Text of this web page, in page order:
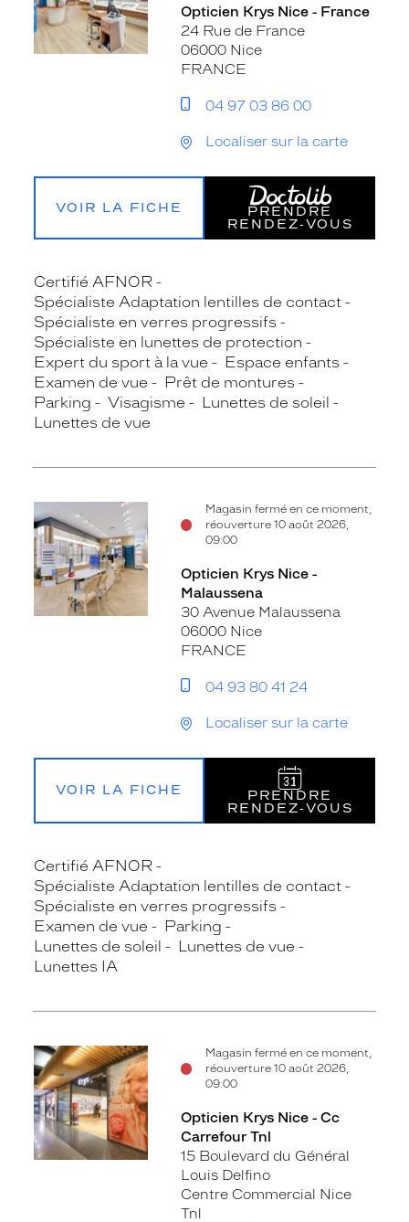
Opticien Krys Nice - France
24 Rue de France
06000 Nice
FRANCE
04 97 03 86 00
Localiser sur la carte
VOIR LA FICHE
PRENDRE
RENDEZ‑VOUS
Certifié AFNOR
Spécialiste Adaptation lentilles de contact
Spécialiste en verres progressifs
Spécialiste en lunettes de protection
Expert du sport à la vue
Espace enfants
Examen de vue
Prêt de montures
Parking
Visagisme
Lunettes de soleil
Lunettes de vue
Magasin fermé en ce moment,
réouverture 10 août 2026,
09:00
Opticien Krys Nice -
Malaussena
30 Avenue Malaussena
06000 Nice
FRANCE
04 93 80 41 24
Localiser sur la carte
VOIR LA FICHE
PRENDRE
RENDEZ‑VOUS
Certifié AFNOR
Spécialiste Adaptation lentilles de contact
Spécialiste en verres progressifs
Examen de vue
Parking
Lunettes de soleil
Lunettes de vue
Lunettes IA
Magasin fermé en ce moment,
réouverture 10 août 2026,
09:00
Opticien Krys Nice - Cc
Carrefour Tnl
15 Boulevard du Général
Louis Delfino
Centre Commercial Nice
Tnl